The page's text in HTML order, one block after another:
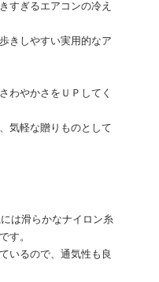
すぎるエアコンの冷え
きしやすい実用的なア
わやかさをＵＰしてく
気軽な贈りものとして
は滑らかなナイロン糸
す。
いるので、通気性も良